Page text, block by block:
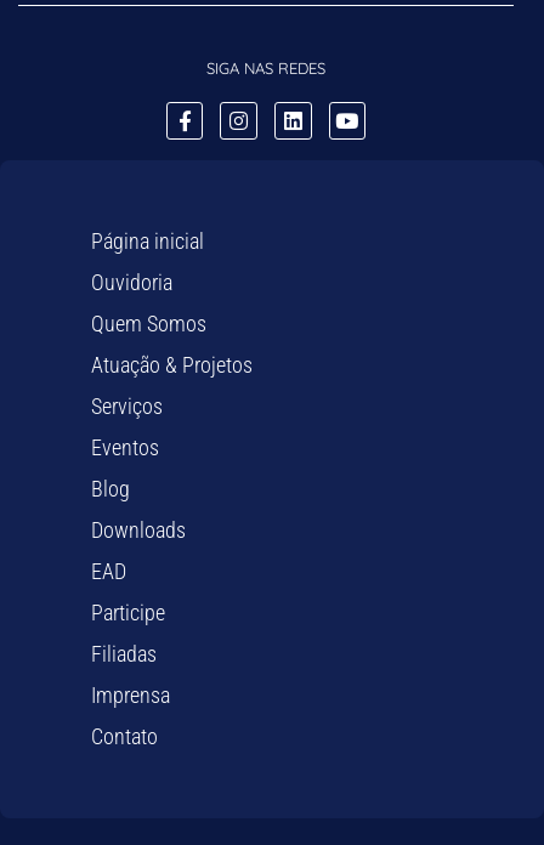
SIGA NAS REDES
Página inicial
Ouvidoria
Quem Somos
Atuação & Projetos
Serviços
Eventos
Blog
Downloads
EAD
Participe
Filiadas
Imprensa
Contato